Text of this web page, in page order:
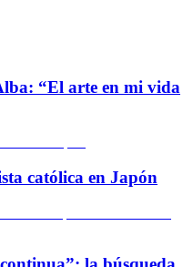
“El arte en mi vida
católica en Japón